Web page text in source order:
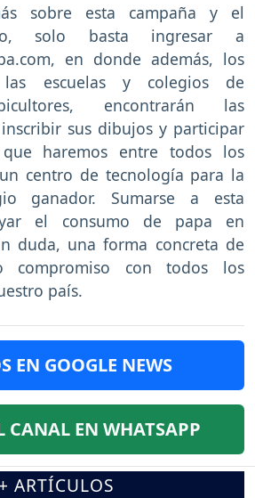
sobre esta campaña y el
solo basta ingresar a
en donde además, los
escuelas y colegios de
encontrarán las
sus dibujos y participar
haremos entre todos los
centro de tecnología para la
ganador. Sumarse a esta
el consumo de papa en
duda, una forma concreta de
compromiso con todos los
país.
EN GOOGLE NEWS
CANAL EN WHATSAPP
+ ARTÍCULOS